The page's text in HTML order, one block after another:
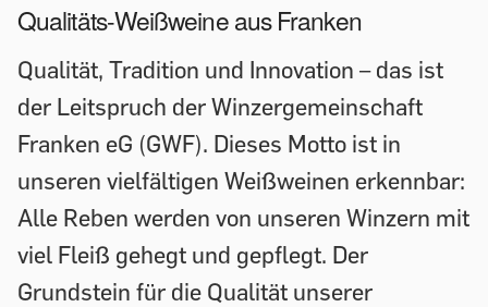
Qualitäts-Weißweine aus Franken
Qualität, Tradition und Innovation – das ist
der Leitspruch der Winzergemeinschaft
Franken eG (GWF). Dieses Motto ist in
unseren vielfältigen Weißweinen erkennbar:
Alle Reben werden von unseren Winzern mit
viel Fleiß gehegt und gepflegt. Der
Grundstein für die Qualität unserer